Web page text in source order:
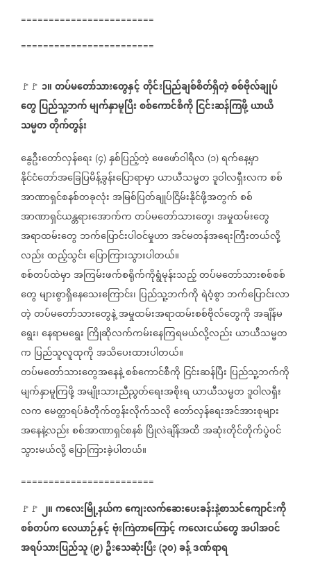
========================
========================
🚩🚩 ၁။တပ်မတော်သားတွေနှင့်တိုင်းပြည်ချစ်စိတ်ရှိတဲ့စစ်ဗိုလ်ချုပ်
တွေပြည်သူ့ဘက်မျက်နှာမူပြီးစစ်ကောင်စီကိုငြင်းဆန်ကြဖို့ယာယီ
သမ္မတတိုက်တွန်း
နွေဦးတော်လှန်ရေး (၄) နှစ်ပြည့်တဲ့ဖေဖော်ဝါရီလ (၁) ရက်နေ့မှာ
နိုင်ငံတော်အခြေပြမိန့်ခွန်းပြောရာမှာယာယီသမ္မတဒူဝါလရှီးလကစစ်
အာဏာရှင်စနစ်တခုလုံးအမြစ်ပြတ်ချုပ်ငြိမ်းနိုင်ဖို့အတွက်စစ်
အာဏာရှင်ယန္တရားအောက်ကတပ်မတော်သားတွေ၊အမှုထမ်းတွေ
အရာထမ်းတွေ ဘက်ပြောင်းပါဝင်မှုဟာအင်မတန်အရေးကြီးတယ်လို့
လည်းထည့်သွင်းပြောကြားသွားပါတယ်။
စစ်တပ်ထဲမှာအကြမ်းဖက်စရိုက်ကိုရွံမုန်းသည့်တပ်မတော်သားစစ်စစ်
တွေများစွာရှိနေသေးကြောင်း၊ ပြည်သူ့ဘက်ကိုရဲဝံ့စွာဘက်ပြောင်းလာ
တဲ့တပ်မတော်သားတွေနဲ့အမှုထမ်းအရာထမ်းစစ်ဗိုလ်တွေကိုအချိန်မ
ရွေး၊နေရာမရွေး ကြိုဆိုလက်ကမ်းနေကြရမယ်လို့လည်းယာယီသမ္မတ
က ပြည်သူလူထုကိုအသိပေးထားပါတယ်။
တပ်မတော်သားတွေအနေနဲ့စစ်ကောင်စီကို ငြင်းဆန်ပြီး ပြည်သူ့ဘက်ကို
မျက်နှာမူကြဖို့အမျိုးသားညီညွတ်ရေးအစိုးရယာယီသမ္မတဒူဝါလရှီး
လကမေတ္တာရပ်ခံတိုက်တွန်းလိုက်သလိုတော်လှန်ရေးအင်အားစုများ
အနေနဲ့လည်းစစ်အာဏာရှင်စနစ် ပြိုလဲချိန်အထိအဆုံးတိုင်တိုက်ပွဲဝင်
သွားမယ်လို့ပြောကြားခဲ့ပါတယ်။
========================
🚩🚩 ၂။ကလေးမြို့နယ်ကကျေးလက်ဆေးပေးခန်းနဲ့စာသင်ကျောင်းကို
စစ်တပ်ကလေယာဉ်နှင့်ဗုံးကြဲတာကြောင့်ကလေးငယ်တွေအပါအဝင်
အရပ်သားပြည်သူ (၉) ဦးသေဆုံးပြီး (၃၀) ခန့်ဒဏ်ရာရ